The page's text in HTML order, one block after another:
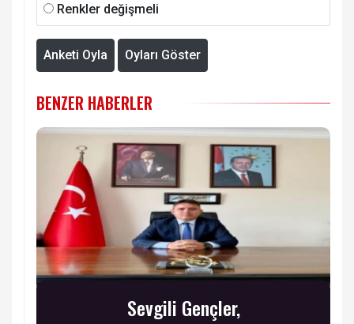
Renkler değişmeli
Anketi Oyla Oyları Göster
BENZER HABERLER
Sevgili Gençler,